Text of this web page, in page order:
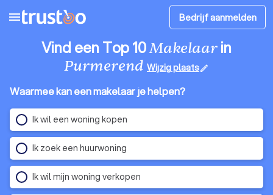
menu Bedrijf aanmelden
Vind een Top 10Makelaarin
Purmerend Wijzig plaatsedit
Waarmee kan een makelaar je helpen?
Ik wil een woning kopen
Ik zoek een huurwoning
Ik wil mijn woning verkopen